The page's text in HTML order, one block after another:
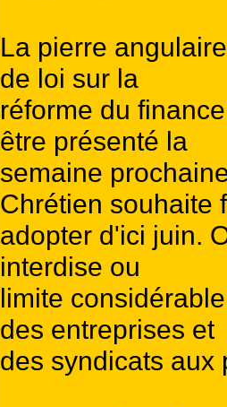
La pierre
de loi sur la
réforme du
être présenté la
semaine
Chrétien souhaite
adopter d'ici juin.
interdise ou
limite
des entreprises et
des syndicats aux